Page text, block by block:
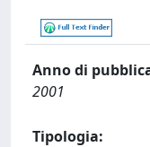
Anno di
2001
Tipologia: